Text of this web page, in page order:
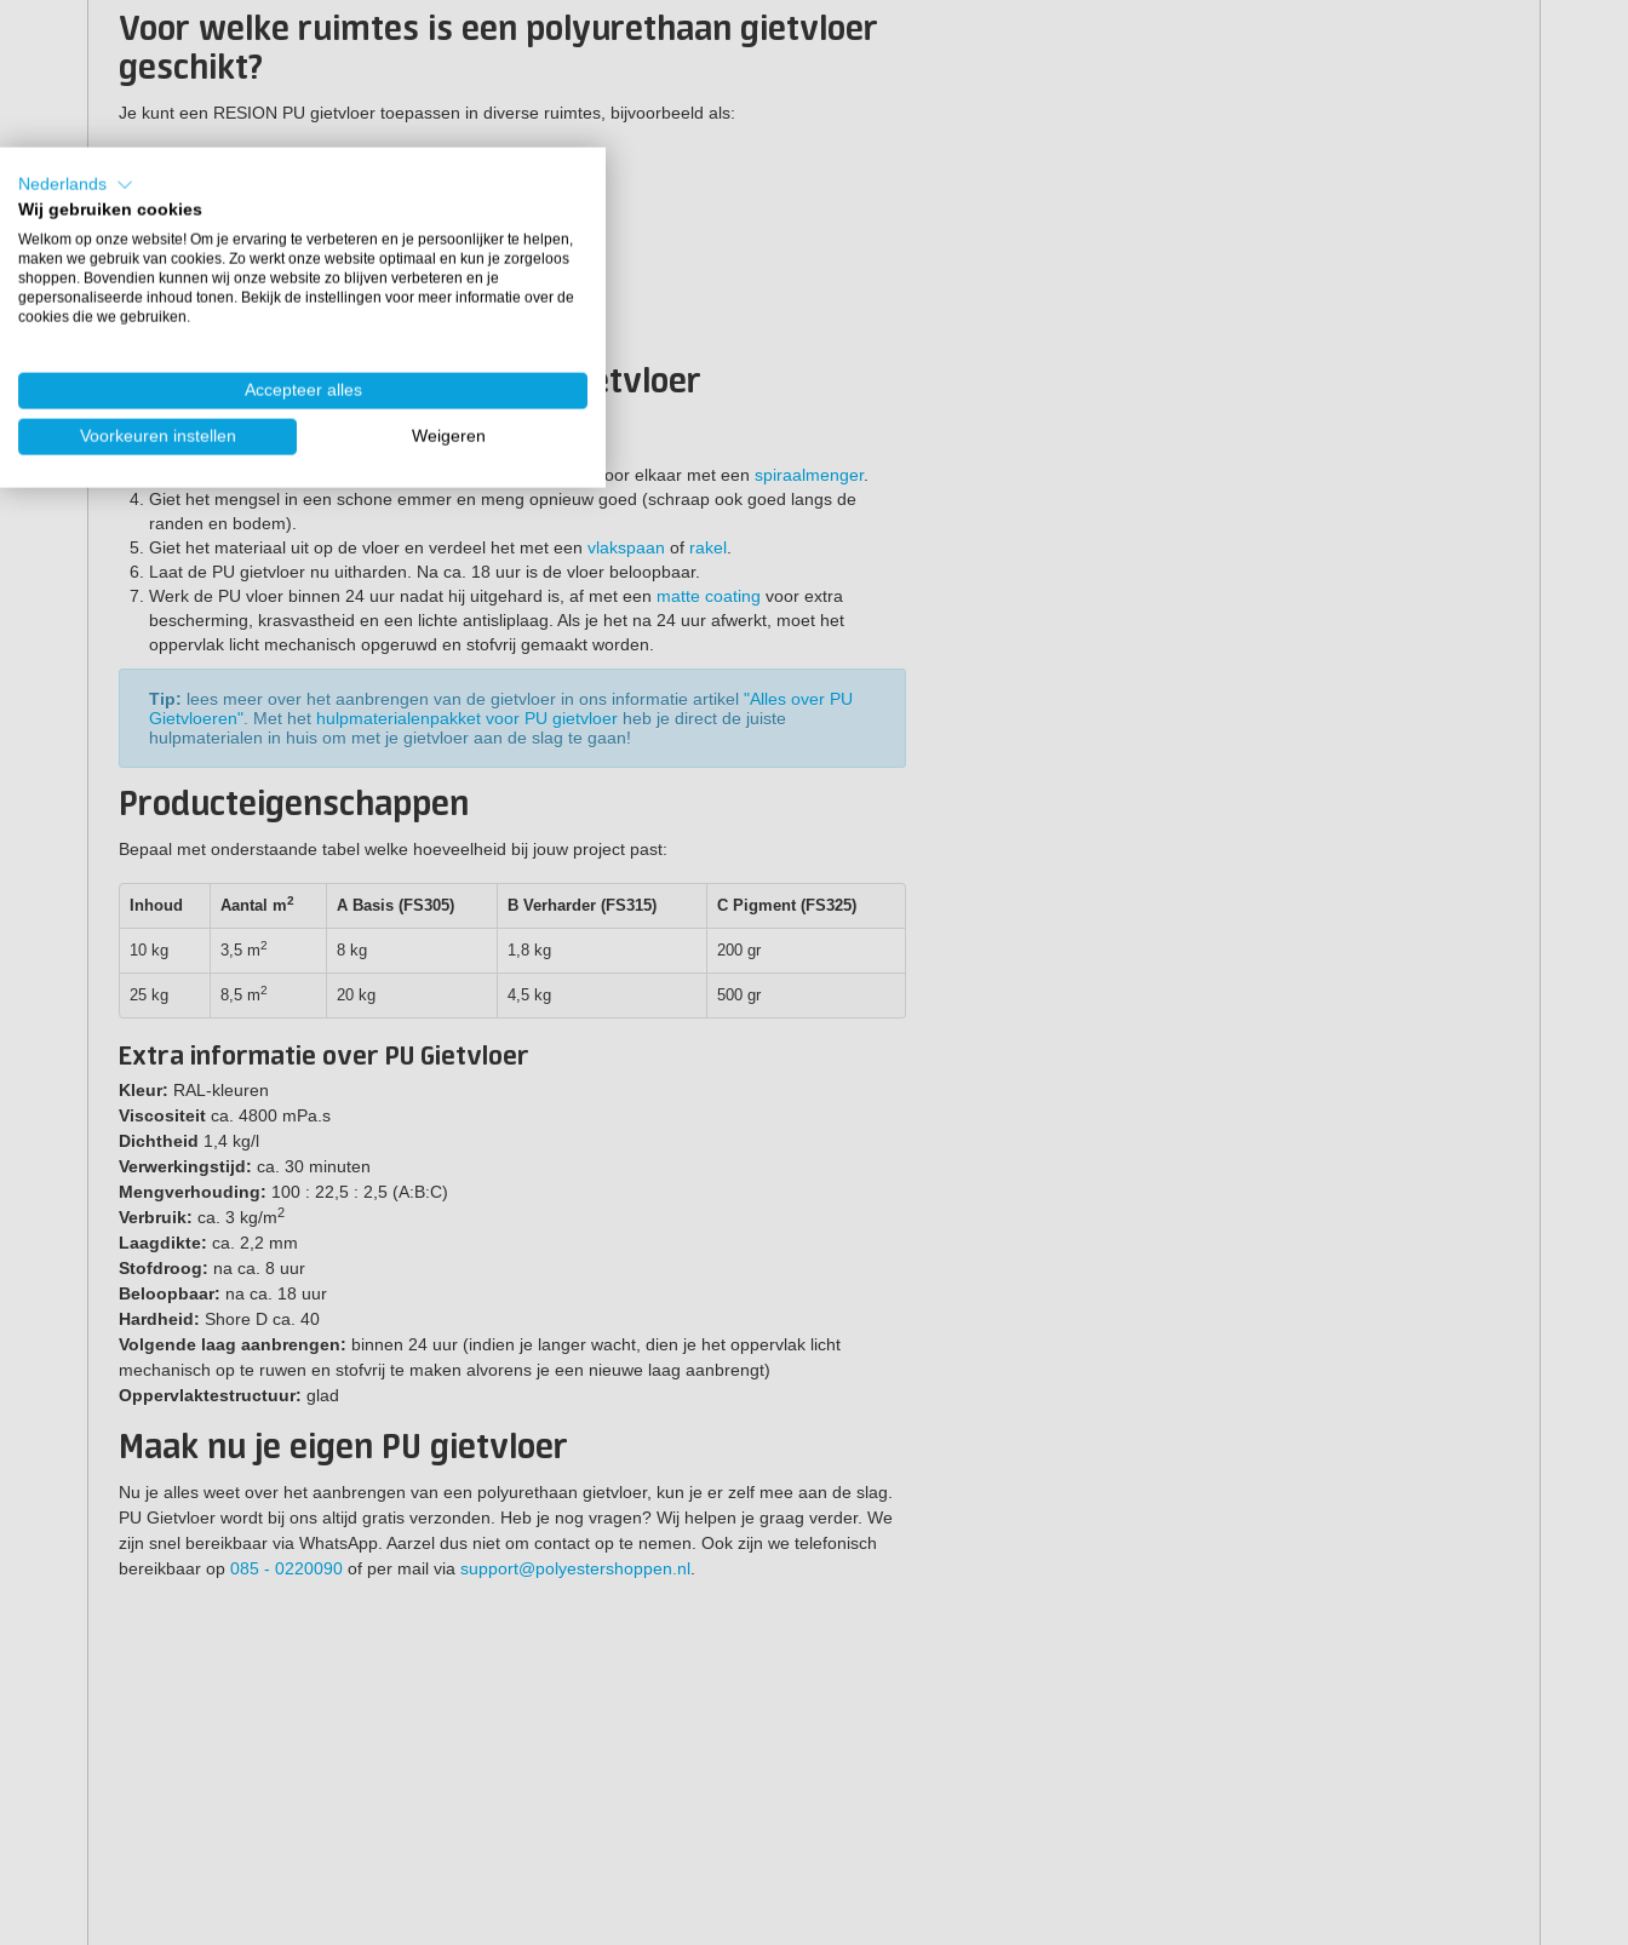
Voor welke ruimtes is een polyurethaan gietvloer
geschikt?
Je kunt een RESION PU gietvloer toepassen in diverse ruimtes, bijvoorbeeld als:
Keukenvloer
Kantoorvloer
Kantinevloer
Winkelvloer
Korte gebruiksaanwijzing PU Gietvloer
Roer component A goed door en voeg het pigment toe.
Giet component B bij component A.
Roer beide componenten, minimaal 3 minuten lang, goed door elkaar met een spiraalmenger.
Giet het mengsel in een schone emmer en meng opnieuw goed (schraap ook goed langs de
randen en bodem).
Giet het materiaal uit op de vloer en verdeel het met een vlakspaan of rakel.
Laat de PU gietvloer nu uitharden. Na ca. 18 uur is de vloer beloopbaar.
Werk de PU vloer binnen 24 uur nadat hij uitgehard is, af met een matte coating voor extra
bescherming, krasvastheid en een lichte antisliplaag. Als je het na 24 uur afwerkt, moet het
oppervlak licht mechanisch opgeruwd en stofvrij gemaakt worden.
Tip: lees meer over het aanbrengen van de gietvloer in ons informatie artikel "Alles over PU
Gietvloeren". Met het hulpmaterialenpakket voor PU gietvloer heb je direct de juiste
hulpmaterialen in huis om met je gietvloer aan de slag te gaan!
Producteigenschappen
Bepaal met onderstaande tabel welke hoeveelheid bij jouw project past:
Inhoud Aantal m2 A Basis (FS305) B Verharder (FS315) C Pigment (FS325)
10 kg 3,5 m2 8 kg 1,8 kg 200 gr
25 kg 8,5 m2 20 kg 4,5 kg 500 gr
Extra informatie over PU Gietvloer
Kleur: RAL-kleuren
Viscositeit ca. 4800 mPa.s
Dichtheid 1,4 kg/l
Verwerkingstijd: ca. 30 minuten
Mengverhouding: 100 : 22,5 : 2,5 (A:B:C)
Verbruik: ca. 3 kg/m2
Laagdikte: ca. 2,2 mm
Stofdroog: na ca. 8 uur
Beloopbaar: na ca. 18 uur
Hardheid: Shore D ca. 40
Volgende laag aanbrengen: binnen 24 uur (indien je langer wacht, dien je het oppervlak licht
mechanisch op te ruwen en stofvrij te maken alvorens je een nieuwe laag aanbrengt)
Oppervlaktestructuur: glad
Maak nu je eigen PU gietvloer
Nu je alles weet over het aanbrengen van een polyurethaan gietvloer, kun je er zelf mee aan de slag.
PU Gietvloer wordt bij ons altijd gratis verzonden. Heb je nog vragen? Wij helpen je graag verder. We
zijn snel bereikbaar via WhatsApp. Aarzel dus niet om contact op te nemen. Ook zijn we telefonisch
bereikbaar op 085 - 0220090 of per mail via support@polyestershoppen.nl
Nederlands
Wij gebruiken cookies
Welkom op onze website! Om je ervaring te verbeteren en je persoonlijker te helpen,
maken we gebruik van cookies. Zo werkt onze website optimaal en kun je zorgeloos
shoppen. Bovendien kunnen wij onze website zo blijven verbeteren en je
gepersonaliseerde inhoud tonen. Bekijk de instellingen voor meer informatie over de
cookies die we gebruiken.
Accepteer alles
Voorkeuren instellen Weigeren